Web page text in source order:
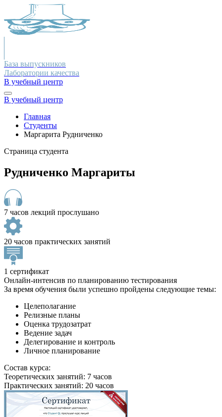
База выпускников
Лаборатории качества
В учебный центр
В учебный центр
Главная
Студенты
Маргарита Рудниченко
Страница студента
Рудниченко Маргариты
7 часов лекций прослушано
20 часов практических занятий
1 сертификат
Онлайн-интенсив по планированию тестирования
За время обучения были успешно пройдены следующие темы:
Целеполагание
Релизные планы
Оценка трудозатрат
Ведение задач
Делегирование и контроль
Личное планирование
Состав курса:
Теоретических занятий: 7 часов
Практических занятий: 20 часов